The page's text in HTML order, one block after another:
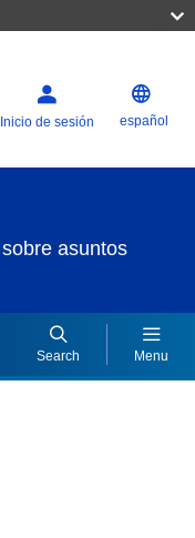
Inicio de sesión español
asuntos
Search Menu